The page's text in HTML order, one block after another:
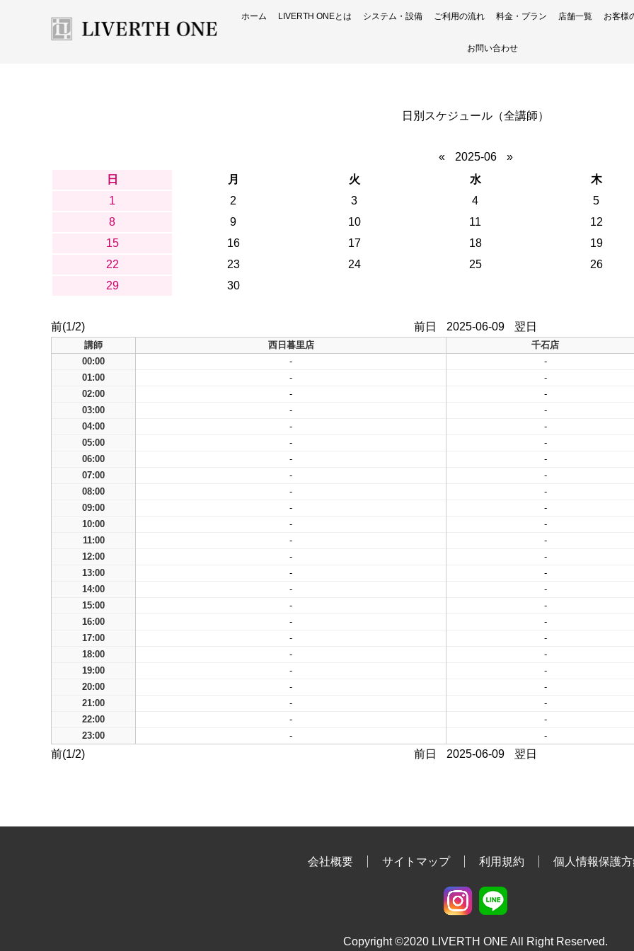
ホーム LIVERTH ONEとは システム・設備 ご利用の流れ 料金・プラン 店舗一覧 お客様
お問い合わせ
日別スケジュール（全講師）
« 2025-06 »
日 月 火 水 木
1
2 3 4 5
8
9 10 11 12
15
16 17 18 19
22
23 24 25 26
29
30
前(1/2) 前日 2025-06-09 翌日
講師 西日暮里店 千石店
00:00
- -
01:00
- -
02:00
- -
03:00
- -
04:00
- -
05:00
- -
06:00
- -
07:00
- -
08:00
- -
09:00
- -
10:00
- -
11:00
- -
12:00
- -
13:00
- -
14:00
- -
15:00
- -
16:00
- -
17:00
- -
18:00
- -
19:00
- -
20:00
- -
21:00
- -
22:00
- -
23:00
- -
前(1/2) 前日 2025-06-09 翌日
会社概要 サイトマップ 利用規約 個人情報保護
Copyright ©2020 LIVERTH ONE All Right Reserved.